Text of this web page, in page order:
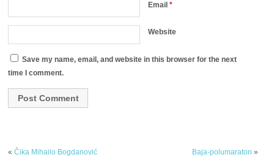
Email*
Website
Save my name, email, and website in this browser for the next
time I comment.
«Čika Mihailo Bogdanović Baja-polumaraton »